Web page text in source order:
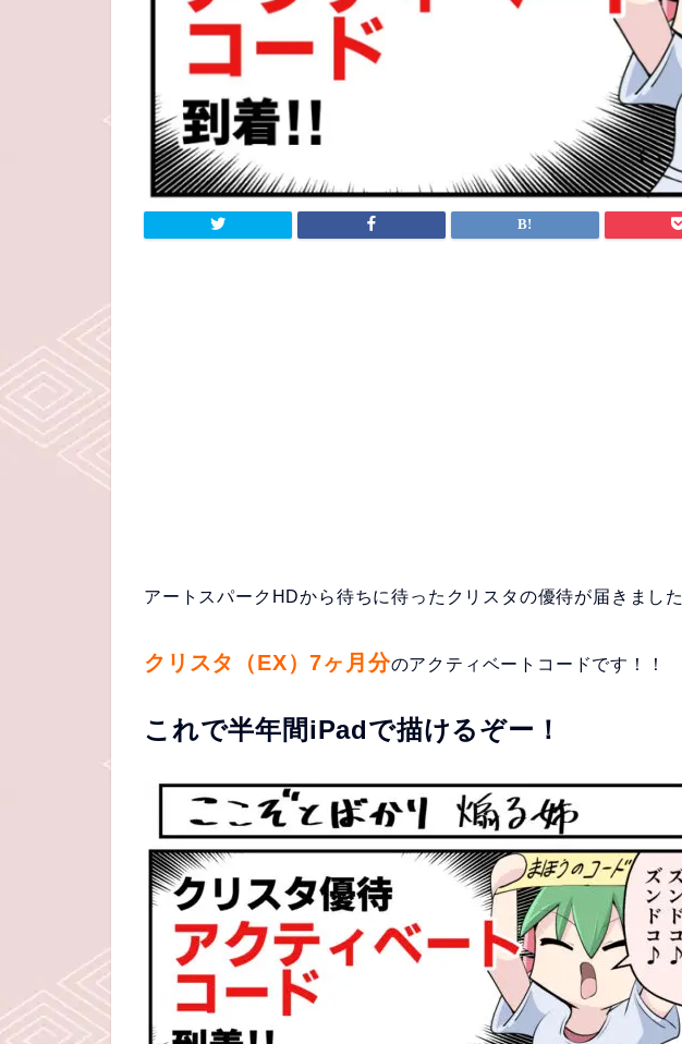
アートスパークHDから待ちに待ったクリスタの優待が届きました
クリスタ（EX）7ヶ月分のアクティベートコードです！！
これで半年間iPadで描けるぞー！